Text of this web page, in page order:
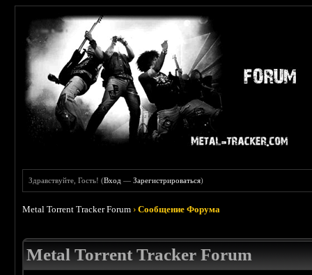
Здравствуйте, Гость! (Вход —Зарегистрироваться)
Metal Torrent Tracker Forum ›Сообщение Форума
Metal Torrent Tracker Forum